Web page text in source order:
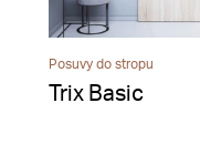
Posuvy do stropu
Trix Basic